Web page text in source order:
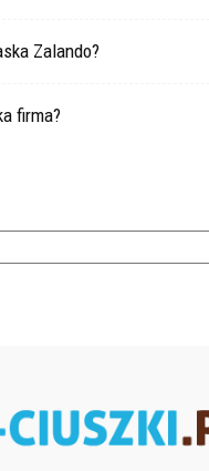
Zalando?
firma?